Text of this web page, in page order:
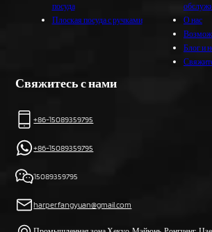
посуда
Плоская посуда с ручками
О нас
Блог и
Свяжитесь с нами
+86-15089359795
+86-15089359795
15089359795
harper.fangyuan@gmail.com